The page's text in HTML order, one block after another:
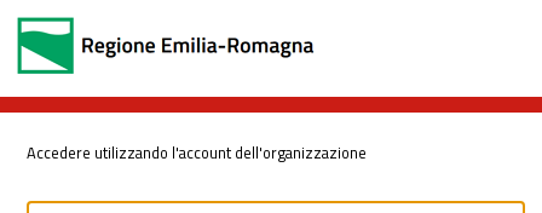
Accedere utilizzando l'account dell'organizzazione